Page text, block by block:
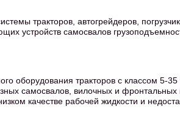
тракторов, автогрейдеров,
устройств самосвалов
оборудования тракторов с классом 5-
самосвалов, вилочных и
качестве рабочей жидкости и